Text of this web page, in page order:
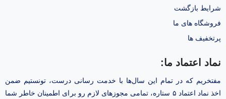
شرایط بازگشت
فروشگاه های ما
پرتخفیف ها
نماد اعتماد ما:
مفتخریم که در تمام این سال‌ها با خدمت رسانی درست، تونستیم ضمن
اخذ نماد اعتماد ۵ ستاره، تمامی مجوز‌های لازم رو برای اطمینان خاطر شما